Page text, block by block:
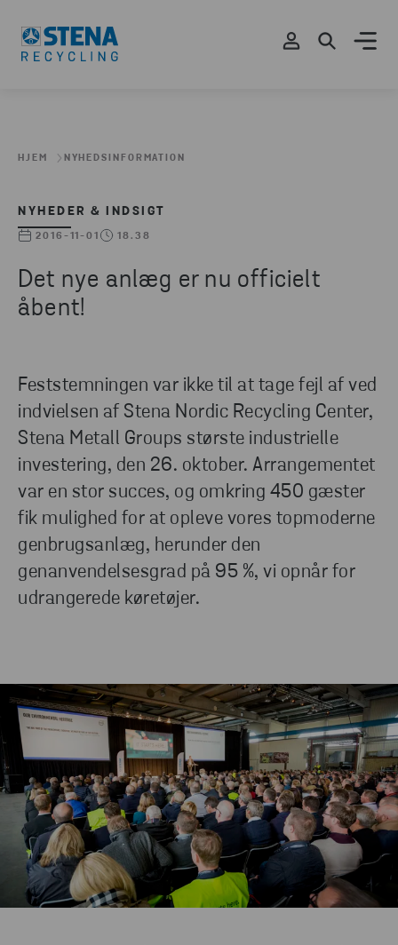
HJEM NYHEDSINFORMATION
NYHEDER & INDSIGT
2016-11-01 18.38
Det nye anlæg er nu officielt
åbent!
Feststemningen var ikke til at tage fejl af ved
indvielsen af Stena Nordic Recycling Center,
Stena Metall Groups største industrielle
investering, den 26. oktober. Arrangementet
var en stor succes, og omkring 450 gæster
fik mulighed for at opleve vores topmoderne
genbrugsanlæg, herunder den
genanvendelsesgrad på 95 %, vi opnår for
udrangerede køretøjer.